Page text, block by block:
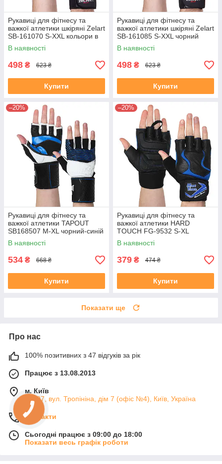
Рукавиці для фітнесу та
важкої атлетики шкіряні Zelart
SB-161070 S-XXL кольори в
асортименті
В наявності
498 ₴ 623 ₴
Купити
Рукавиці для фітнесу та
важкої атлетики шкіряні Zelart
SB-161085 S-XXL чорний
В наявності
498 ₴ 623 ₴
Купити
–20%
Рукавиці для фітнесу та
важкої атлетики TAPOUT
SB168507 M-XL чорний-синій
В наявності
534 ₴ 668 ₴
Купити
–20%
Рукавиці для фітнесу та
важкої атлетики HARD
TOUCH FG-9532 S-XL
кольори в асортименті
В наявності
379 ₴ 474 ₴
Купити
Показати ще
Про нас
100% позитивних з 47 відгуків за рік
Працює з 13.08.2013
м. Київ
04107, вул. Тропініна, дім 7 (офіс №4), Київ, Україна
Контакти
Сьогодні працює з 09:00 до 18:00
Показати весь графік роботи